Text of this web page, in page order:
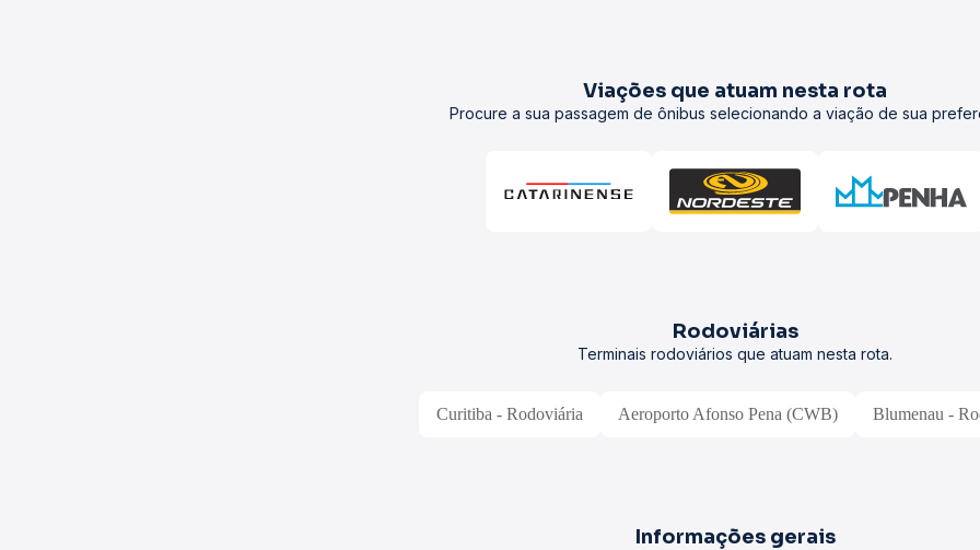
Viações que atuam nesta rota
Procure a sua passagem de ônibus selecionando a viação de sua
Rodoviárias
Terminais rodoviários que atuam nesta rota.
Curitiba - Rodoviária Aeroporto Afonso Pena (CWB) Blumenau -
Informações gerais